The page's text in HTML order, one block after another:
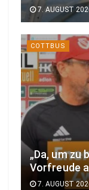
7. AUGUST
COTTBUS
„Da, um zu
Vorfreude
7. AUGUST